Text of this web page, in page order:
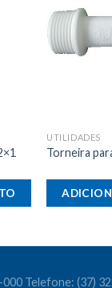
UTILIDADES
Torneira
Telefone: (37)